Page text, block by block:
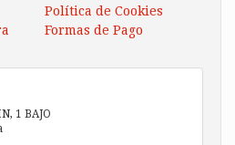
Política de Cookies
Formas de Pago
1 BAJO